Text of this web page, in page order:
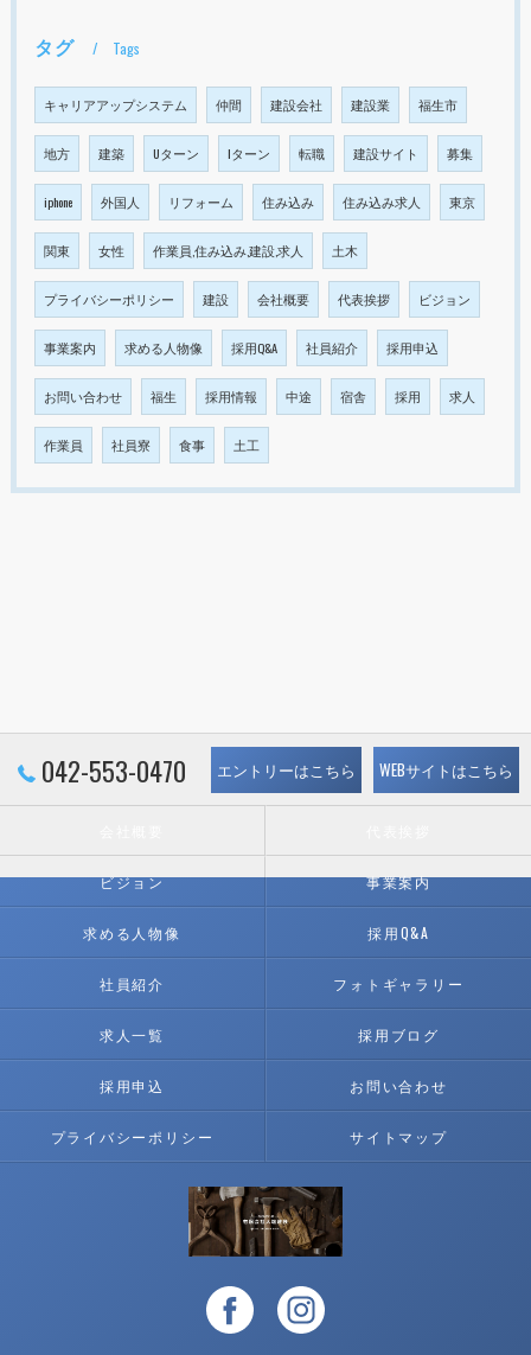
タグ Tags
キャリアアップシステム 仲間 建設会社 建設業 福生市
地方 建築 Uターン Iターン 転職 建設サイト 募集
iphone 外国人 リフォーム 住み込み 住み込み求人 東京
関東 女性 作業員,住み込み,建設,求人 土木
プライバシーポリシー 建設 会社概要 代表挨拶 ビジョン
事業案内 求める人物像 採用Q&A 社員紹介 採用申込
お問い合わせ 福生 採用情報 中途 宿舎 採用 求人
作業員 社員寮 食事 土工
042-553-0470 エントリーはこちら WEBサイトはこちら
ビジョン 事業案内
求める人物像 採用Q&A
社員紹介 フォトギャラリー
求人一覧 採用ブログ
採用申込 お問い合わせ
プライバシーポリシー サイトマップ